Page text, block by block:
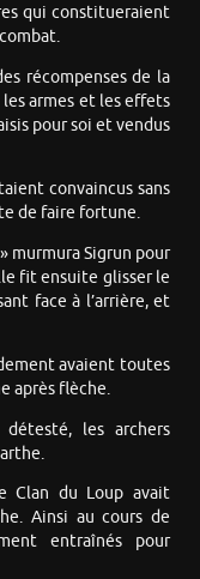
qui constitueraient
récompenses de la
armes et les effets
pour soi et vendus
convaincus sans
de faire fortune.
murmura Sigrun pour
fit ensuite glisser le
face à l’arrière, et
avaient toutes
après flèche.
les archers
Clan du Loup avait
Ainsi au cours de
entraînés pour